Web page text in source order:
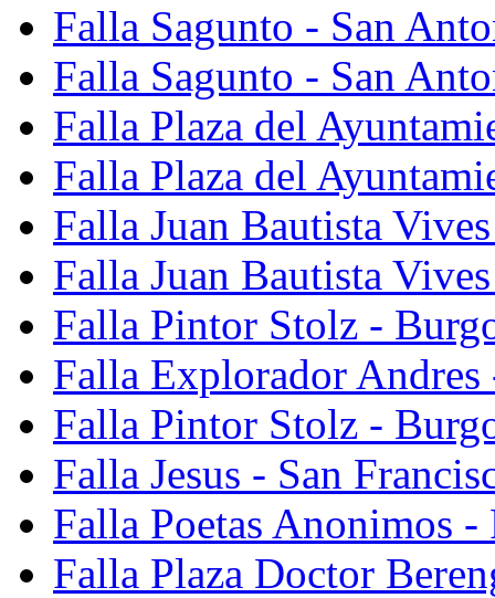
Falla Sagunto - San
Falla Sagunto - San
Falla Plaza del
Falla Plaza del
Falla Juan Bautista
Falla Juan Bautista
Falla Pintor Stolz -
Falla Explorador Andres
Falla Pintor Stolz -
Falla Jesus - San
Falla Poetas Anonimos
Falla Plaza Doctor